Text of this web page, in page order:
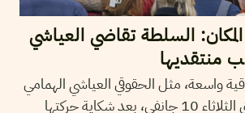
السلطة تقاضي العياشي
منتقديها
واسعة، مثل الحقوقي العياشي الهمامي
امام قاضي التحقيق الثلاثاء 10 جانفي، بعد شكاية حركتها